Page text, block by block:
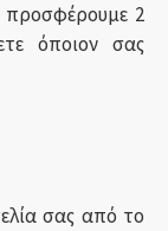
2
όποιον σας
σας από το